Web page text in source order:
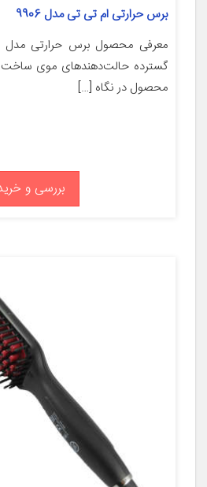
برس حرارتی ام تی تی مدل 9906
محصول در نگاه […]
بررسی و